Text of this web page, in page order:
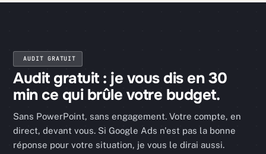
AUDIT GRATUIT
Audit gratuit : je vous dis en 30
min ce qui brûle votre budget.
Sans PowerPoint, sans engagement. Votre compte, en
direct, devant vous. Si Google Ads n'est pas la bonne
réponse pour votre situation, je vous le dirai aussi.